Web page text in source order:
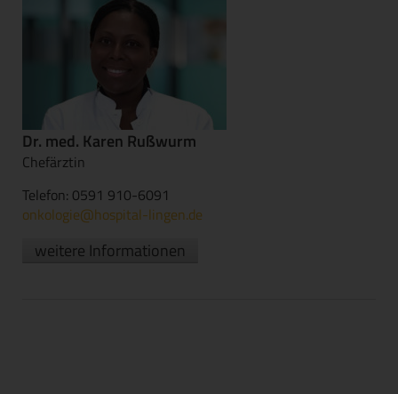
Dr. med. Karen Rußwurm
Chefärztin
Telefon: 0591 910-6091
onkologie@hospital-lingen.de
weitere Informationen